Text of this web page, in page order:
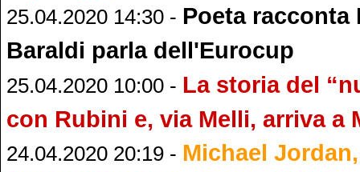
25.04.2020 14:30 - Poeta racconta
Baraldi parla dell'Eurocup
25.04.2020 10:00 - La storia del
con Rubini e, via Melli, arriva a
24.04.2020 20:19 - Michael